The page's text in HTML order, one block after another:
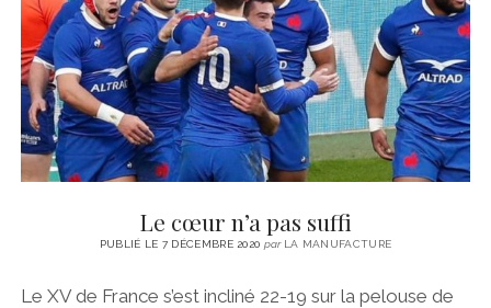
Le cœur n’a pas suffi
PUBLIÉ LE 7 DÉCEMBRE 2020 parLA MANUFACTURE
Le XV de France s’est incliné 22-19 sur la pelouse de